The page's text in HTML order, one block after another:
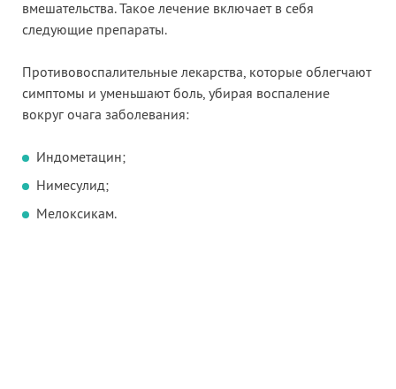
вмешательства. Такое лечение включает в себя
следующие препараты.
Противовоспалительные лекарства, которые облегчают
симптомы и уменьшают боль, убирая воспаление
вокруг очага заболевания:
Индометацин;
Нимесулид;
Мелоксикам.